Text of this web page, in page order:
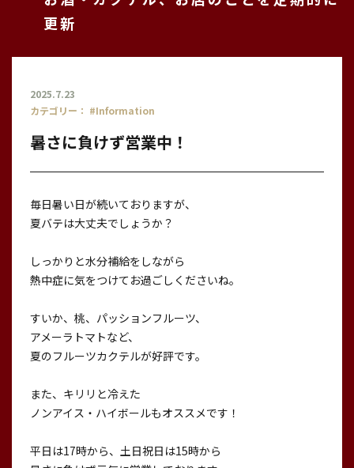
更新
2025.7.23
カテゴリー： #Information
暑さに負けず営業中！
毎日暑い日が続いておりますが、
夏バテは大丈夫でしょうか？
しっかりと水分補給をしながら
熱中症に気をつけてお過ごしくださいね。
すいか、桃、パッションフルーツ、
アメーラトマトなど、
夏のフルーツカクテルが好評です。
また、キリリと冷えた
ノンアイス・ハイボールもオススメです！
平日は17時から、土日祝日は15時から